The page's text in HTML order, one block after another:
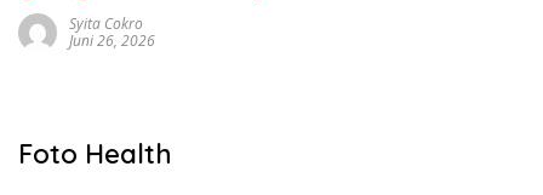
Syita Cokro
Juni 26, 2026
Foto Health